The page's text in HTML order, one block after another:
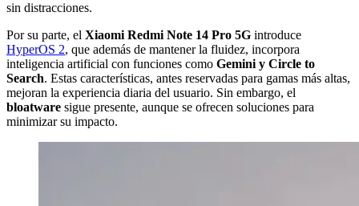
sin distracciones.
Por su parte, el Xiaomi Redmi Note 14 Pro 5G introduce
HyperOS 2, que además de mantener la fluidez, incorpora
inteligencia artificial con funciones como Gemini y Circle to
Search. Estas características, antes reservadas para gamas más altas,
mejoran la experiencia diaria del usuario. Sin embargo, el
bloatware sigue presente, aunque se ofrecen soluciones para
minimizar su impacto.